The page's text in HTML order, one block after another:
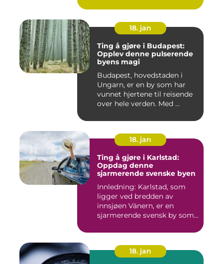
18. jan
Ting å gjøre i Budapest:
Opplev denne pulserende
byens magi
Budapest, hovedstaden i
Ungarn, er en by som har
vunnet hjertene til reisende
over hele verden. Med ...
18. jan
Ting å gjøre i Karlstad:
Oppdag denne
sjarmerende svenske byen
Innledning: Karlstad, som
ligger ved bredden av
innsjøen Vänern, er en
sjarmerende svensk by som
18. jan